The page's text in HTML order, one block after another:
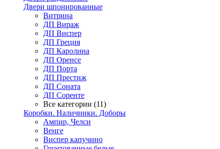
Двери шпонированные
Витрина
ДП Вираж
ДП Виспер
ДП Греция
ДП Каролина
ДП Оренсе
ДП Порта
ДП Престиж
ДП Соната
ДП Соренте
Все категории (11)
Коробки. Наличники. Доборы
Ампир, Челси
Венге
Виспер капучино